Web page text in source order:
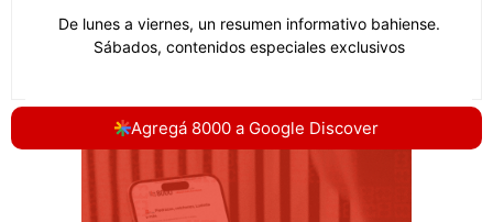
Agregá 8000 a Google Discover